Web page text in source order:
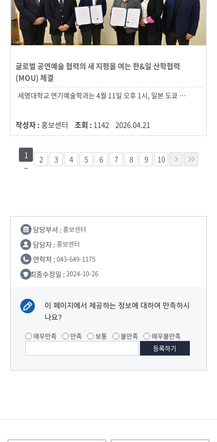
글로벌 공연예술 협력의 새 지평을 여는 한&일 산학협력
(MOU) 체결
작성자 : 홍보센터 조회 : 1142 2026.04.21
1 2 3 4 5 6 7 8 9 10
담당부서 : 홍보센터
담당자 : 홍보센터
연락처 : 043-649-1175
최종수정일 : 2024-10-26
이 페이지에서 제공하는 정보에 대하여 만족하시
나요?
매우만족 만족 보통 불만족 매우불만족